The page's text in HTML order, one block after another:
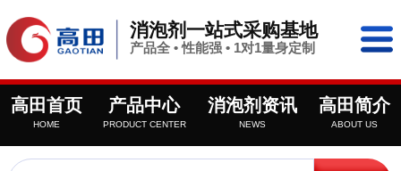
消泡剂一站式采购基地
产品全 • 性能强 • 1对1量身定制
高田首页
HOME
产品中心
PRODUCT CENTER
消泡剂资讯
NEWS
高田简介
ABOUT US